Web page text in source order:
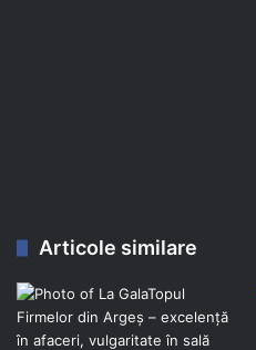
Articole similare